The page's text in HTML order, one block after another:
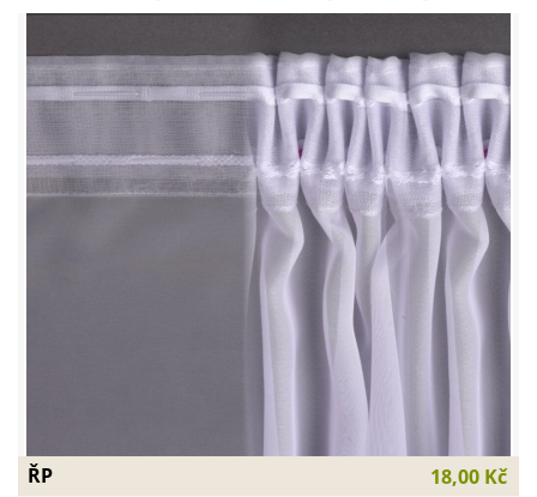
ŘP 18,00 Kč